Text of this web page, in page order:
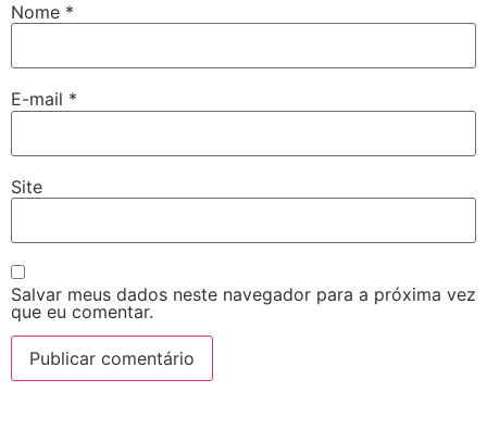
Nome *
E-mail *
Site
Salvar meus dados neste navegador para a próxima vez
que eu comentar.